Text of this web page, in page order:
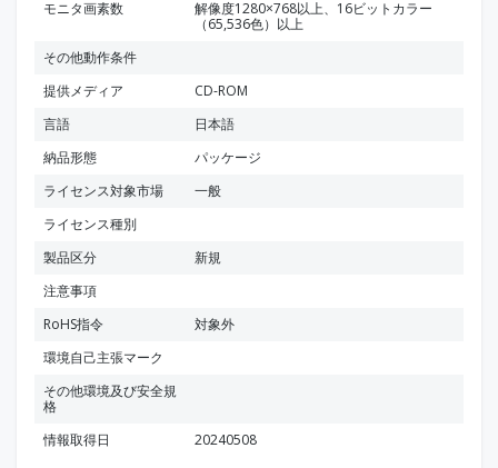
モニタ画素数
解像度1280×768以上、16ビットカラー
（65,536色）以上
その他動作条件
提供メディア
CD-ROM
言語
日本語
納品形態
パッケージ
ライセンス対象市場
一般
ライセンス種別
製品区分
新規
注意事項
RoHS指令
対象外
環境自己主張マーク
その他環境及び安全規
格
情報取得日
20240508